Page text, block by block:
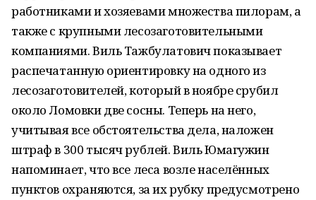
работниками и хозяевами множества пилорам, а
также с крупными лесозаготовительными
компаниями. Виль Тажбулатович показывает
распечатанную ориентировку на одного из
лесозаготовителей, который в ноябре срубил
около Ломовки две сосны. Теперь на него,
учитывая все обстоятельства дела, наложен
штраф в 300 тысяч рублей. Виль Юмагужин
напоминает, что все леса возле населённых
пунктов охраняются, за их рубку предусмотрено